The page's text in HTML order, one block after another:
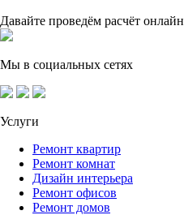
Давайте проведём расчёт онлайн
Мы в социальных сетях
Услуги
Ремонт квартир
Ремонт комнат
Дизайн интерьера
Ремонт офисов
Ремонт домов